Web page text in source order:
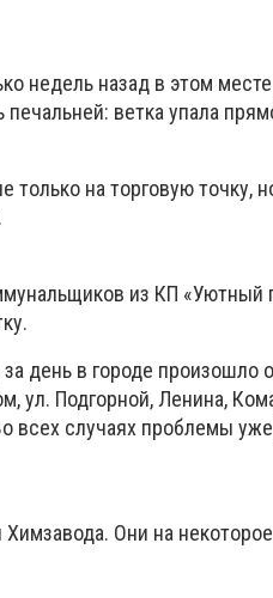
недель назад в этом
ветка упала
только на торговую точку,
из КП «Уютный
день в городе произошло
ул. Подгорной, Ленина,
всех случаях проблемы
Они на